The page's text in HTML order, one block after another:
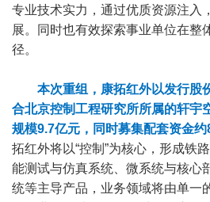
专业技术实力，通过优质资源注入
展。同时也有效探索事业单位在整
径。
本次重组，康拓红外以发行股
合北京控制工程研究所所属的轩宇
规模9.7亿元，同时募集配套资金约
拓红外将以“控制”为核心，形成铁
能测试与仿真系统、微系统与核心
统等主导产品，业务领域将由单一